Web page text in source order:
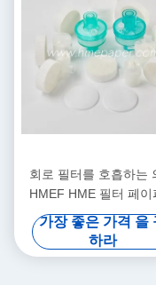
회로 필터를 호흡하는
HMEF HME 필터 페이
필터 페이퍼를 주름지게
니다
가장 좋은 가격 을
하라